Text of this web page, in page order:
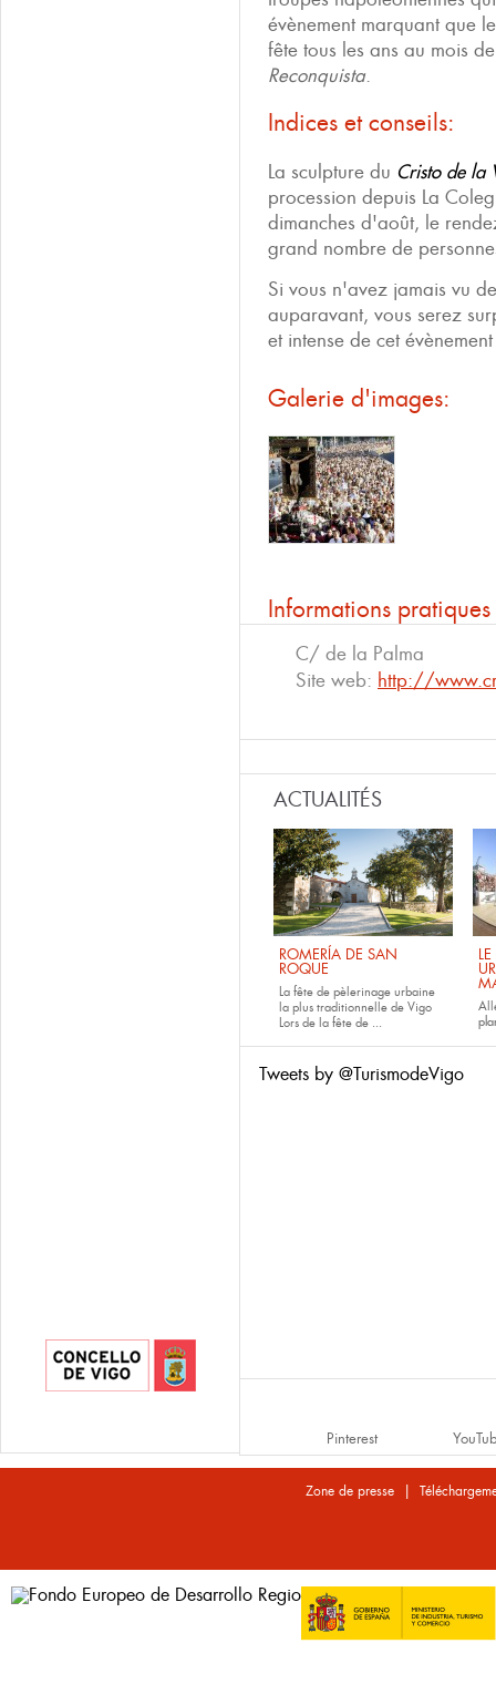
évènement marquant que
fête tous les ans au mois
Reconquista.
Indices et conseils:
La sculpture du Cristo de la
procession depuis La
dimanches d'août, le
grand nombre de
Si vous n'avez jamais vu
auparavant, vous serez
et intense de cet
Galerie d'images:
Informations pratiques
C/ de la Palma
Site web: http://
ACTUALITÉS
ROMERÍA DE SAN
ROQUE
La fête de pèlerinage urbaine
la plus traditionnelle de Vigo
Lors de la fête de ...
Tweets by @TurismodeVigo
Pinterest
Zone de presse |